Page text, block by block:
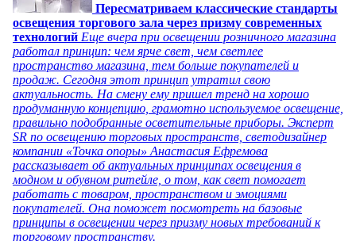
Пересматриваем классические стандарты
освещения торгового зала через призму современных
технологий Еще вчера при освещении розничного магазина
работал принцип: чем ярче свет, чем светлее
пространство магазина, тем больше покупателей и
продаж. Сегодня этот принцип утратил свою
актуальность. На смену ему пришел тренд на хорошо
продуманную концепцию, грамотно используемое освещение,
правильно подобранные осветительные приборы. Эксперт
SR по освещению торговых пространств, светодизайнер
компании «Точка опоры» Анастасия Ефремова
рассказывает об актуальных принципах освещения в
модном и обувном ритейле, о том, как свет помогает
работать с товаром, пространством и эмоциями
покупателей. Она поможет посмотреть на базовые
принципы в освещении через призму новых требований к
торговому пространству.